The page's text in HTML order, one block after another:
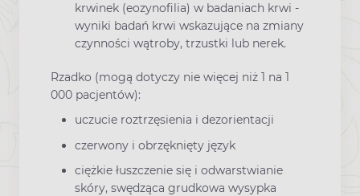
krwinek (eozynofilia) w badaniach krwi -
wyniki badań krwi wskazujące na zmiany
czynności wątroby, trzustki lub nerek.
Rzadko (mogą dotyczy nie więcej niż 1 na 1
000 pacjentów):
uczucie roztrzęsienia i dezorientacji
czerwony i obrzęknięty język
ciężkie łuszczenie się i odwarstwianie
skóry, swędząca grudkowa wysypka